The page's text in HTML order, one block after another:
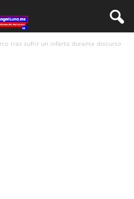
tras sufrir un infarto durante discurso